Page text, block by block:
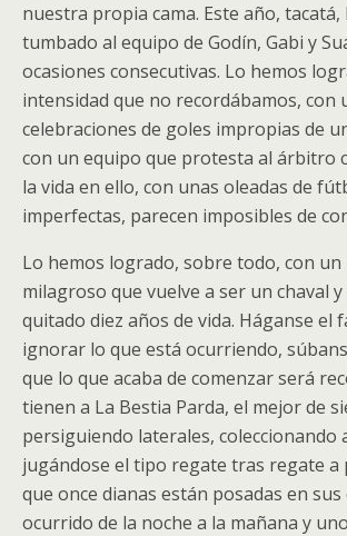
nuestra propia cama. Este año, tacatá,
tumbado al equipo de Godín, Gabi y
ocasiones consecutivas. Lo hemos
intensidad que no recordábamos, con
celebraciones de goles impropias de
con un equipo que protesta al árbitro
la vida en ello, con unas oleadas de
imperfectas, parecen imposibles de
Lo hemos logrado, sobre todo, con un
milagroso que vuelve a ser un chaval
quitado diez años de vida. Háganse el
ignorar lo que está ocurriendo,
que lo que acaba de comenzar será
tienen a La Bestia Parda, el mejor de
persiguiendo laterales, coleccionando
jugándose el tipo regate tras regate a
que once dianas están posadas en sus
ocurrido de la noche a la mañana y